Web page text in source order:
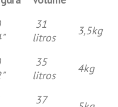
31
litros
3,5kg
35
litros
4kg
37